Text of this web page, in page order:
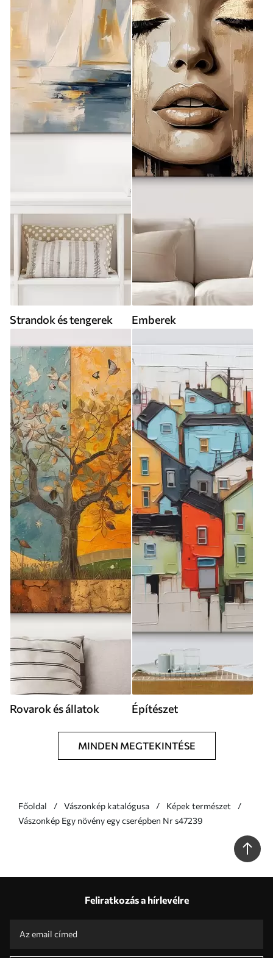
Strandok és tengerek Emberek
Rovarok és állatok Építészet
MINDEN MEGTEKINTÉSE
Főoldal Vászonkép katalógusa
Képek természet
Vászonkép Egy növény egy cserépben Nr s47239
Feliratkozás a hírlevélre